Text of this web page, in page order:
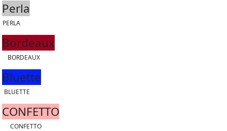
Perla
PERLA
Bordeaux
BORDEAUX
Bluette
BLUETTE
CONFETTO
CONFETTO